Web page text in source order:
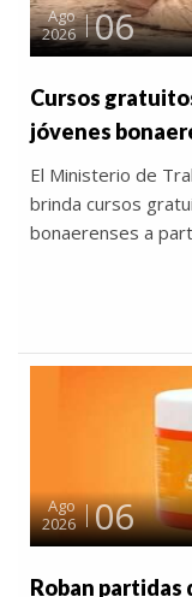
Ago
2026
06
Cursos
jóvenes
El Ministerio de
brinda cursos
bonaerenses a
Ago
2026
06
Roban partidas